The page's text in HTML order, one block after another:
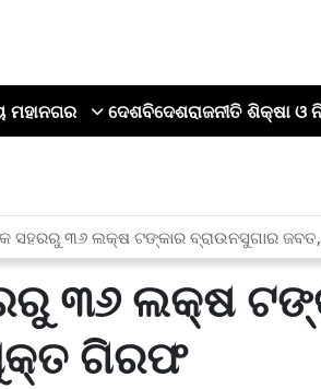
ମହାନଗର ଦେଶବିଦେଶରାଜନୀତି ଶିକ୍ଷା ଓ
ସହରରୁ ୩୬ ଲକ୍ଷ ଟଙ୍କାର ବ୍ରାଉନସୁଗାର
୩୬ ଲକ୍ଷ
ଗିରଫ